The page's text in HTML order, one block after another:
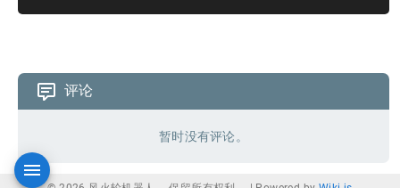
评论
暂时没有评论。